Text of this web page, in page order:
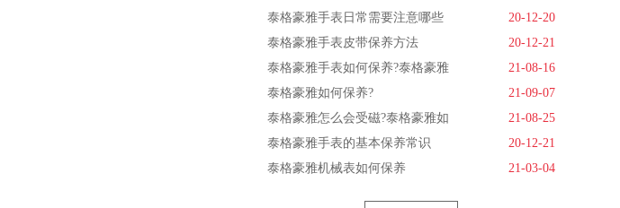
泰格豪雅手表日常需要注意哪些
20-12-20
泰格豪雅手表皮带保养方法
20-12-21
泰格豪雅手表如何保养?泰格豪雅
21-08-16
泰格豪雅如何保养?
21-09-07
泰格豪雅怎么会受磁?泰格豪雅如
21-08-25
泰格豪雅手表的基本保养常识
20-12-21
泰格豪雅机械表如何保养
21-03-04